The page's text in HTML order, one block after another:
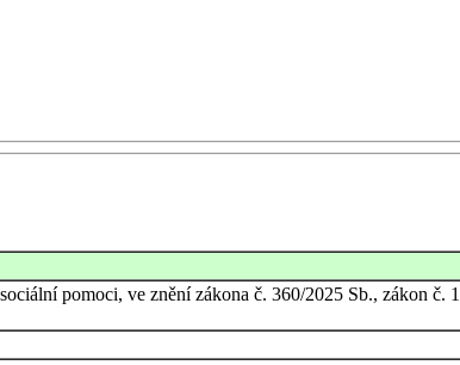
pomoci, ve znění zákona č. 360/2025 Sb., zákon